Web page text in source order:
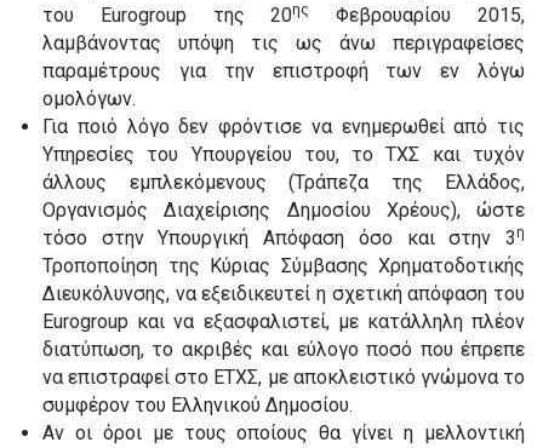
του Eurogroup της 20ης
Φεβρουαρίου 2015,
λαμβάνοντας υπόψη τις ως άνω περιγραφείσες
παραμέτρους για την επιστροφή των εν λόγω
ομολόγων.
Για ποιό λόγο δεν φρόντισε να ενημερωθεί από τις
Υπηρεσίες του Υπουργείου του, το ΤΧΣ και τυχόν
άλλους εμπλεκόμενους (Τράπεζα της Ελλάδος,
Οργανισμός Διαχείρισης Δημοσίου Χρέους), ώστε
τόσο στην Υπουργική Απόφαση όσο και στην 3η
Τροποποίηση της Κύριας Σύμβασης Χρηματοδοτικής
Διευκόλυνσης, να εξειδικευτεί η σχετική απόφαση του
Eurogroup και να εξασφαλιστεί, με κατάλληλη πλέον
διατύπωση, το ακριβές και εύλογο ποσό που έπρεπε
να επιστραφεί στο ΕΤΧΣ, με αποκλειστικό γνώμονα το
συμφέρον του Ελληνικού Δημοσίου.
Αν οι όροι με τους οποίους θα γίνει η μελλοντική